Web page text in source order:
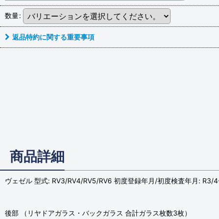
数量:
返品特約に関する重要事項
商品詳細
ヴェゼル 型式: RV3/RV4/RV5/RV6 初度登録年月/初度検査年月: R3/
後部 （リヤドアガラス・バックガラス 合計ガラス枚数3枚）